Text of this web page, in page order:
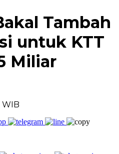
Tambah
untuk KTT
Miliar
WIB